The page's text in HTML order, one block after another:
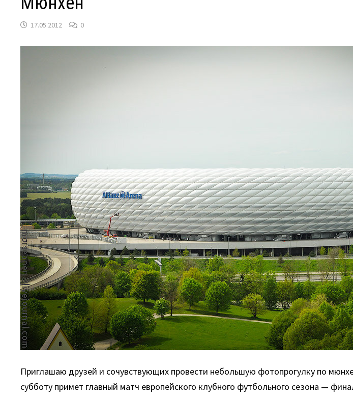
17.05.2012 0
Приглашаю друзей и сочувствующих провести небольшую фотопрогулку по
субботу примет главный матч европейского клубного футбольного сезона —